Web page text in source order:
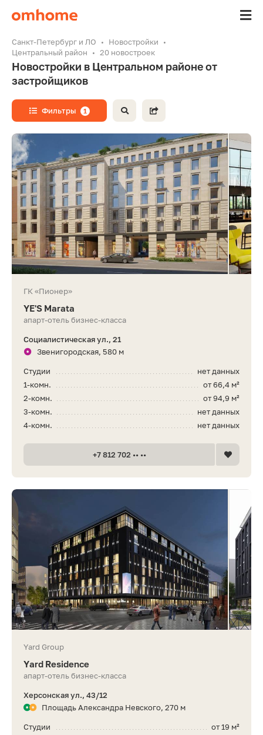
Санкт-Петербург и ЛО
Новостройки
Центральный район
20 новостроек
Новостройки в Центральном районе от
застройщиков
Фильтры 1
ГК «Пионер»
YE'S Marata
апарт-отель бизнес-класса
Социалистическая ул., 21
Звенигородская, 580 м
нет данных
Студии
от 66,4 м²
1-комн.
от 94,9 м²
2-комн.
нет данных
3-комн.
нет данных
4-комн.
+7 812 702 •• ••
Yard Group
Yard Residence
апарт-отель бизнес-класса
Херсонская ул., 43/12
Площадь Александра Невского, 270 м
от 19 м²
Студии